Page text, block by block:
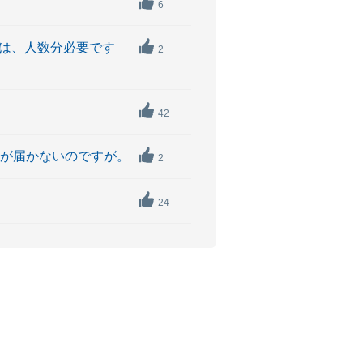
6
、人数分必要です 2
42
届かないのですが。 2
24